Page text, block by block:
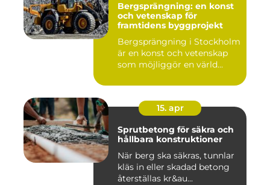
Bergsprängning: en konst
och vetenskap för
framtidens byggprojekt
Bergsprängning i Stockholm
är en konst och vetenskap
som möjliggör en värld...
15. apr
Sprutbetong för säkra och
hållbara konstruktioner
När berg ska säkras, tunnlar
kläs in eller skadad betong
återställas kr&au...